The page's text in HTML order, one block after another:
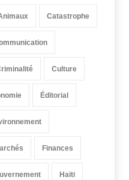
Catastrophe
Culture
Éditorial
Finances
Haïti